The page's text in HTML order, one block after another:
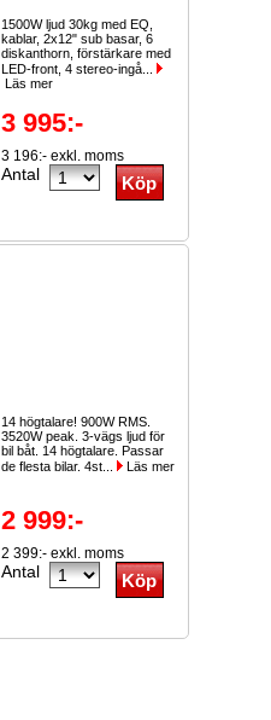
1500W ljud 30kg med EQ,
kablar, 2x12" sub basar, 6
diskanthorn, förstärkare med
LED-front, 4 stereo-ingå...
Läs mer
3 995:-
3 196:- exkl. moms
Antal
14 högtalare! 900W RMS.
3520W peak. 3-vägs ljud för
bil båt. 14 högtalare. Passar
de flesta bilar. 4st...
Läs mer
2 999:-
2 399:- exkl. moms
Antal